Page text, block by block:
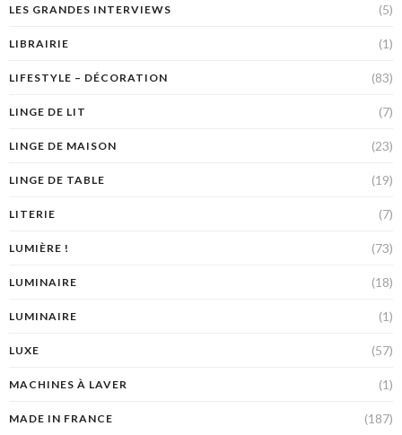
LES GRANDES INTERVIEWS (5)
LIBRAIRIE (1)
LIFESTYLE – DÉCORATION (83)
LINGE DE LIT (7)
LINGE DE MAISON (23)
LINGE DE TABLE (19)
LITERIE (7)
LUMIÈRE ! (73)
LUMINAIRE (18)
LUMINAIRE (1)
LUXE (57)
MACHINES À LAVER (1)
MADE IN FRANCE (187)